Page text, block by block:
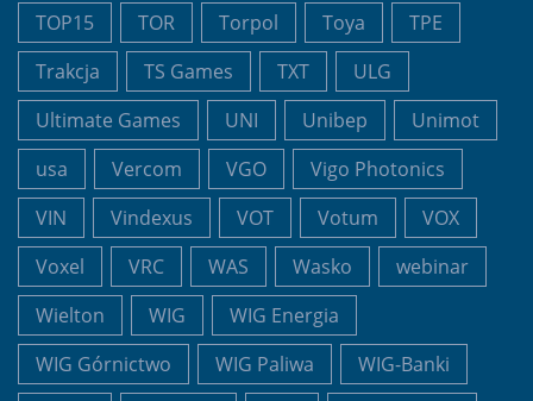
TOP15
TOR Torpol Toya
TPE
Trakcja
TS Games TXT
ULG
Ultimate Games
UNI Unibep
Unimot
usa
Vercom VGO
Vigo Photonics
VIN
Vindexus VOT Votum
VOX
Voxel
VRC WAS Wasko
webinar
Wielton
WIG
WIG Energia
WIG Górnictwo
WIG Paliwa
WIG-Banki